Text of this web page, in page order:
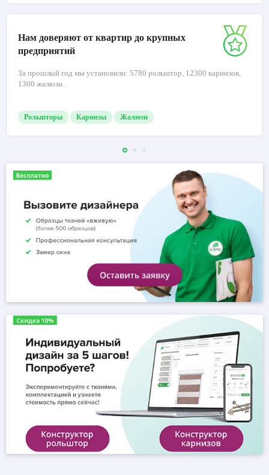
Нам доверяют от квартир до крупных
предприятий
За прошлый год мы установили: 5780 рольштор, 12300 карнизов,
1300 жалюзи.
Рольшторы Карнизы Жалюзи